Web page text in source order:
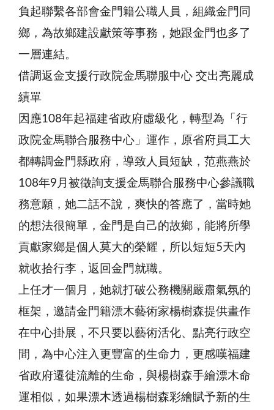
負起聯繫各部會金門籍公職人員，組織金門同
鄉，為故鄉建設獻策等事務，她跟金門也多了
一層連結。
借調返金支援行政院金馬聯服中心 交出亮麗成
績單
因應108年起福建省政府虛級化，轉型為「行
政院金馬聯合服務中心」運作，原省府員工大
都轉調金門縣政府，導致人員短缺，范燕燕於
108年9月被徵詢支援金馬聯合服務中心參議職
務意願，她二話不說，爽快的答應了，當時她
的想法很簡單，金門是自己的故鄉，能將所學
貢獻家鄉是個人莫大的榮耀，所以短短5天內
就收拾行李，返回金門就職。
上任才一個月，她就打破公務機關嚴肅氣氛的
框架，邀請金門籍漂木藝術家楊樹森提供畫作
在中心掛展，不只要以藝術活化、點亮行政空
間，為中心注入更豐富的生命力，更感嘆福建
省政府遷徙流離的生命，與楊樹森手繪漂木命
運相似，如果漂木透過楊樹森彩繪賦予新的生